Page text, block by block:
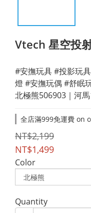
Vtech 星空投
#安撫玩具 #投影玩
燈 #安撫玩偶 #舒眠
北極熊506903｜河
全店滿999免運費 on
NT$2,199
NT$1,499
Color
Quantity